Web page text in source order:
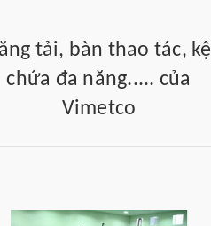
tải, bàn thao tác, kệ
chứa đa năng..... của
Vimetco